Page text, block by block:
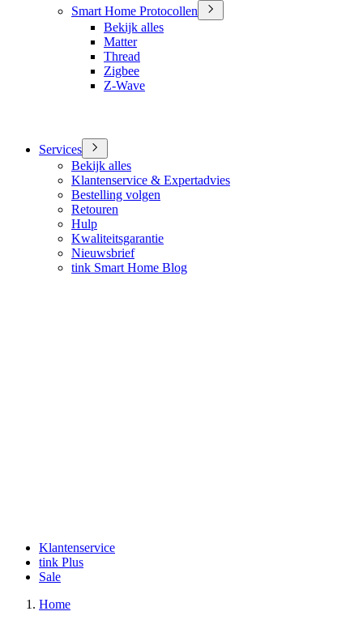
Smart Home Protocollen
Bekijk alles
Matter
Thread
Zigbee
Z-Wave
Services
Bekijk alles
Klantenservice & Expertadvies
Bestelling volgen
Retouren
Hulp
Kwaliteitsgarantie
Nieuwsbrief
tink Smart Home Blog
Klantenservice
tink Plus
Sale
Home